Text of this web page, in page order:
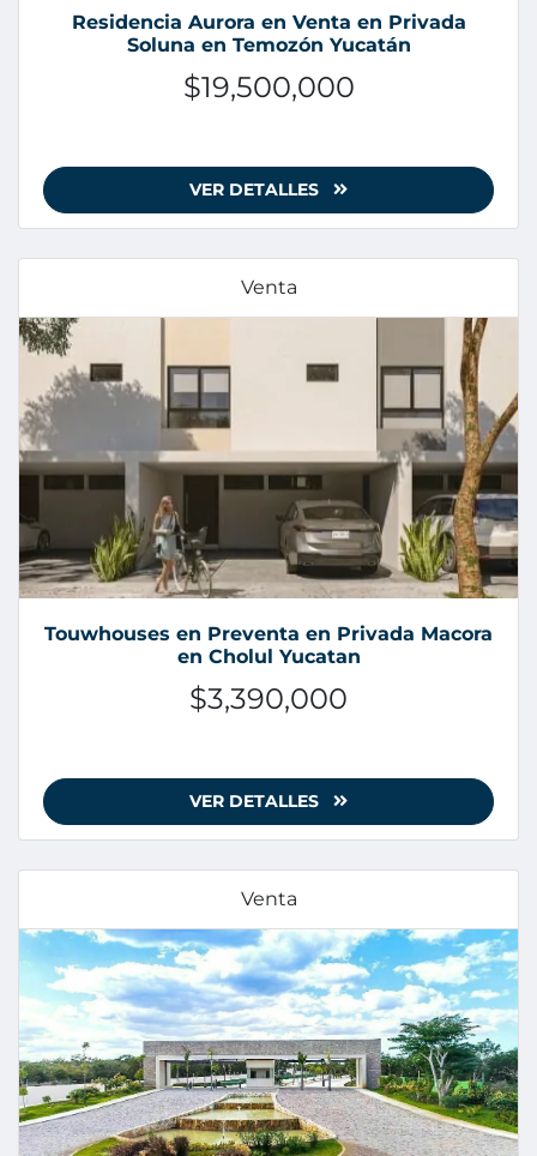
Residencia Aurora en Venta en Privada
Soluna en Temozón Yucatán
$19,500,000
VER DETALLES
Venta
Touwhouses en Preventa en Privada Macora
en Cholul Yucatan
$3,390,000
VER DETALLES
Venta